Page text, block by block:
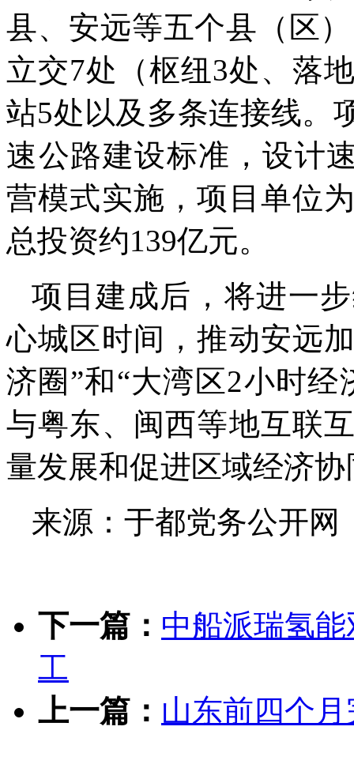
县、安远等五个县（区
立交7处（枢纽3处、落
站5处以及多条连接线。
速公路建设标准，设计
营模式实施，项目单位
总投资约139亿元。
项目建成后，将进一
心城区时间，推动安远
济圈”和“大湾区2小时
与粤东、闽西等地互联
量发展和促进区域经济
来源：于都党务公开网
下一篇： 中船派瑞氢
工
上一篇： 山东前四个